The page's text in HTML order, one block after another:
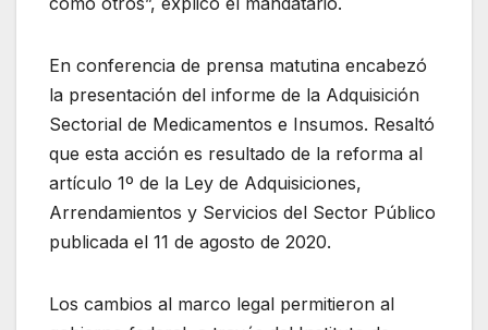
En conferencia de prensa matutina encabezó
la presentación del informe de la Adquisición
Sectorial de Medicamentos e Insumos. Resaltó
que esta acción es resultado de la reforma al
artículo 1º de la Ley de Adquisiciones,
Arrendamientos y Servicios del Sector Público
publicada el 11 de agosto de 2020.
Los cambios al marco legal permitieron al